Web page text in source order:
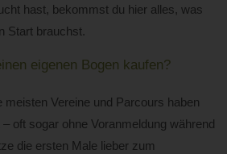
hast, bekommst du hier alles, was
Start brauchst.
eigenen Bogen kaufen?
meisten Vereine und Parcours haben
oft sogar ohne Voranmeldung während
die ersten Male lieber zum